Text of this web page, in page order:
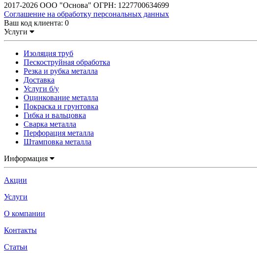
2017-2026 ООО "Основа" ОГРН: 1227700634699
Соглашение на обработку персональных данных
Ваш код клиента: 0
Услуги
Изоляция труб
Пескоструйная обработка
Резка и рубка металла
Доставка
Услуги б/у
Оцинкование металла
Покраска и грунтовка
Гибка и вальцовка
Сварка металла
Перфорация металла
Штамповка металла
Информация
Акции
Услуги
О компании
Контакты
Статьи